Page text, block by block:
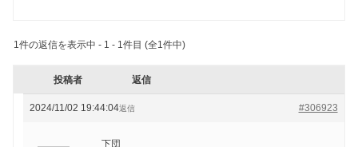
1件の返信を表示中 - 1 - 1件目 (全1件中)
投稿者 返信
2024/11/02 19:44:04 #306923
返信
下団